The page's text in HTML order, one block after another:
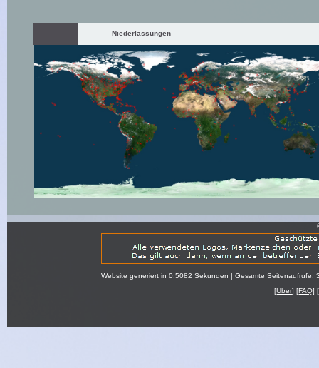
Niederlassungen
Website generiert in 0.5082 Sekunden | Gesamte
[Über] [FAQ] [